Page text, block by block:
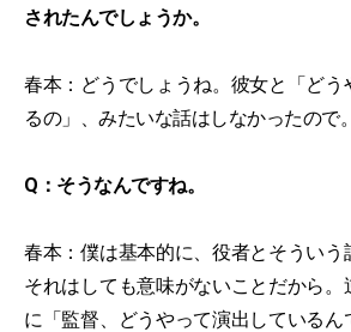
されたんでしょうか。
春本：どうでしょうね。彼女と「ど
るの」、みたいな話はしなかったので。
Q：そうなんですね。
春本：僕は基本的に、役者とそういう
それはしても意味がないことだから
に「監督、どうやって演出している